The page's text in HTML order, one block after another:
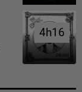
4h16
4h16